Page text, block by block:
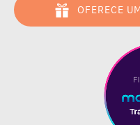
OFERECE